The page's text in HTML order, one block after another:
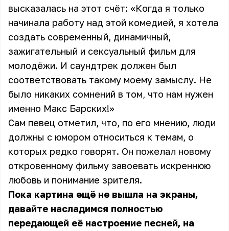
высказалась на этот счёт: «Когда я только
начинала работу над этой комедией, я хотела
создать современный, динамичный,
зажигательный и сексуальный фильм для
молодёжи. И саундтрек должен был
соответствовать такому моему замыслу. Не
было никаких сомнений в том, что нам нужен
именно Макс Барских!»
Сам певец отметил, что, по его мнению, люди
должны с юмором относиться к темам, о
которых редко говорят. Он пожелал новому
откровенному фильму завоевать искреннюю
любовь и понимание зрителя.
Пока картина ещё не вышла на экраны,
давайте насладимся полностью
передающей её настроение песней, на